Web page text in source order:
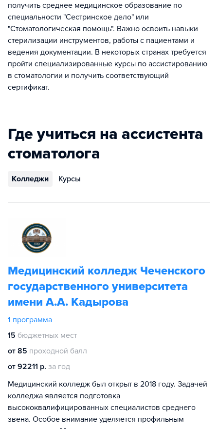
получить среднее медицинское образование по
специальности "Сестринское дело" или
"Стоматологическая помощь". Важно освоить навыки
стерилизации инструментов, работы с пациентами и
ведения документации. В некоторых странах требуется
пройти специализированные курсы по ассистированию
в стоматологии и получить соответствующий
сертификат.
Где учиться на ассистента
стоматолога
Колледжи Курсы
Медицинский колледж Чеченского
государственного университета
имени А.А. Кадырова
1 программа
15 бюджетных мест
от 85 проходной балл
от 92211 р. за год
Медицинский колледж был открыт в 2018 году. Задачей
колледжа является подготовка
высококвалифицированных специалистов среднего
звена. Особое внимание уделяется профильным